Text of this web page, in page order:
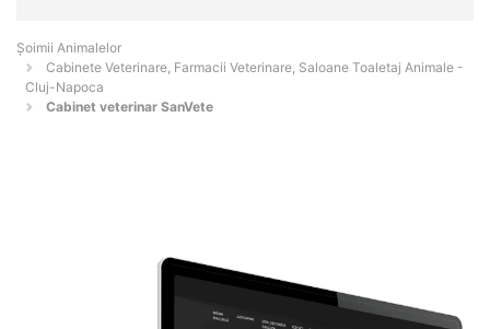
Şoimii Animalelor
Cabinete Veterinare, Farmacii Veterinare, Saloane Toaletaj Animale -
Cluj-Napoca
Cabinet veterinar SanVete